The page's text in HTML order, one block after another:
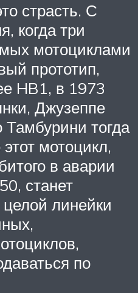
страсть. С
когда три
мотоциклами
прототип,
HB1, в 1973
Джузеппе
тогда
мотоцикл,
в аварии
станет
линейки
по